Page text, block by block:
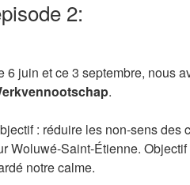
2:
6 juin et ce 3 septembre, nous
.
: réduire les non-sens des
Woluwé-Saint-Étienne.
notre calme.